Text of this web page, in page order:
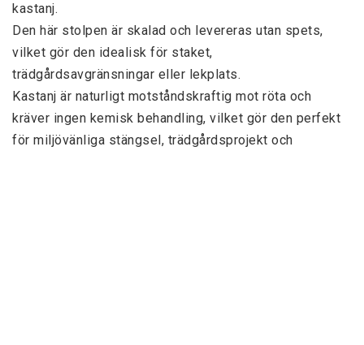
kastanj.
Den här stolpen är skalad och levereras utan spets,
vilket gör den idealisk för staket,
trädgårdsavgränsningar eller lekplats.
Kastanj är naturligt motståndskraftig mot röta och
kräver ingen kemisk behandling, vilket gör den perfekt
för miljövänliga stängsel, trädgårdsprojekt och